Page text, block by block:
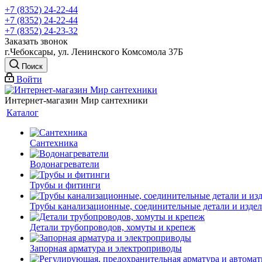
+7 (8352) 24-22-44
+7 (8352) 24-22-44
+7 (8352) 24-23-32
Заказать звонок
г.Чебоксары, ул. Ленинского Комсомола 37Б
Поиск
Войти
Интернет-магазин Мир сантехники
Каталог
Сантехника
Водонагреватели
Трубы и фитинги
Трубы канализационные, соединительные детали и
Детали трубопроводов, хомуты и крепеж
Запорная арматура и электроприводы